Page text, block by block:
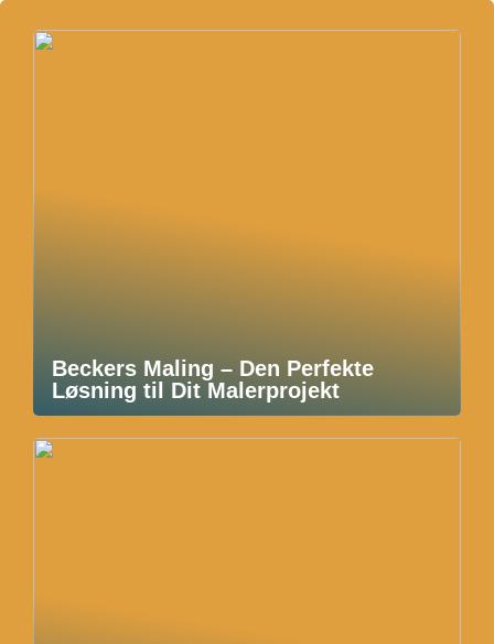
Beckers Maling – Den Perfekte
Løsning til Dit Malerprojekt